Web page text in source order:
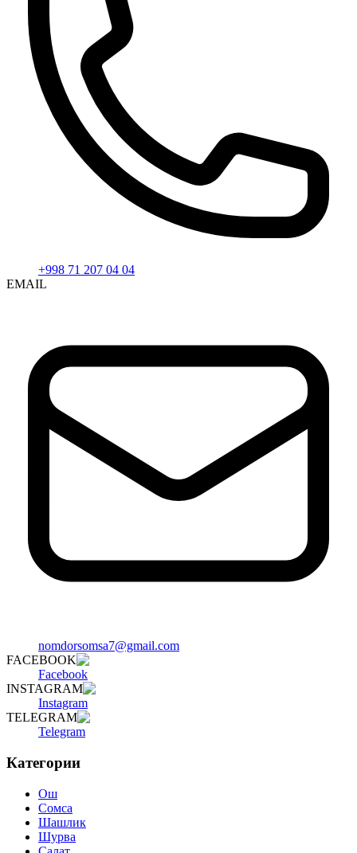
+998 71 207 04 04
EMAIL
nomdorsomsa7@gmail.com
FACEBOOK
Facebook
INSTAGRAM
Instagram
TELEGRAM
Telegram
Категории
Ош
Сомса
Шашлик
Шурва